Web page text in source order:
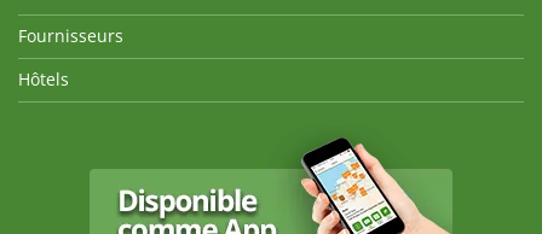
Fournisseurs
Hôtels